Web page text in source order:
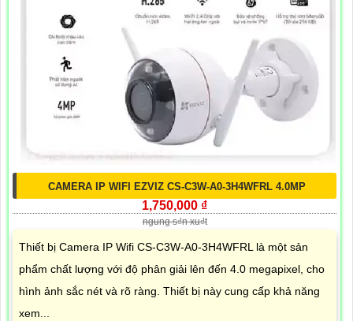
CAMERA IP WIFI EZVIZ CS-C3W-A0-3H4WFRL 4.0MP
1,750,000 ₫
ngung s₫n xu₫t
Thiết bị Camera IP Wifi CS-C3W-A0-3H4WFRL là một sản
phẩm chất lượng với độ phân giải lên đến 4.0 megapixel, cho
hình ảnh sắc nét và rõ ràng. Thiết bị này cung cấp khả năng
xem...